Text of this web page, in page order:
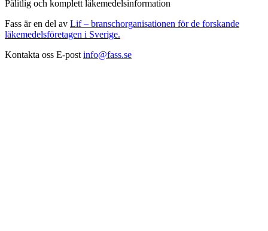
Pålitlig och komplett läkemedelsinformation
Fass är en del av Lif – branschorganisationen för de forskande
läkemedelsföretagen i Sverige.
Kontakta oss E-post info@fass.se